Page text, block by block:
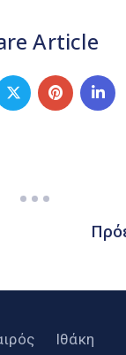
Article
Ιθάκη